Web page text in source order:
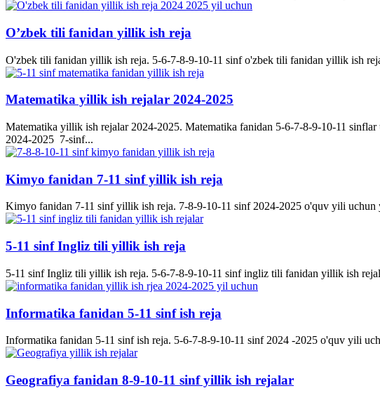
O’zbek tili fanidan yillik ish reja
O'zbek tili fanidan yillik ish reja. 5-6-7-8-9-10-11 sinf o'zbek tili fanidan yillik ish
Matematika yillik ish rejalar 2024-2025
Matematika yillik ish rejalar 2024-2025. Matematika fanidan 5-6-7-8-9-10-11
2024-2025 7-sinf...
Kimyo fanidan 7-11 sinf yillik ish reja
Kimyo fanidan 7-11 sinf yillik ish reja. 7-8-9-10-11 sinf 2024-2025 o'quv yili
5-11 sinf Ingliz tili yillik ish reja
5-11 sinf Ingliz tili yillik ish reja. 5-6-7-8-9-10-11 sinf ingliz tili fanidan yillik ish
Informatika fanidan 5-11 sinf ish reja
Informatika fanidan 5-11 sinf ish reja. 5-6-7-8-9-10-11 sinf 2024 -2025 o'quv yili
Geografiya fanidan 8-9-10-11 sinf yillik ish rejalar